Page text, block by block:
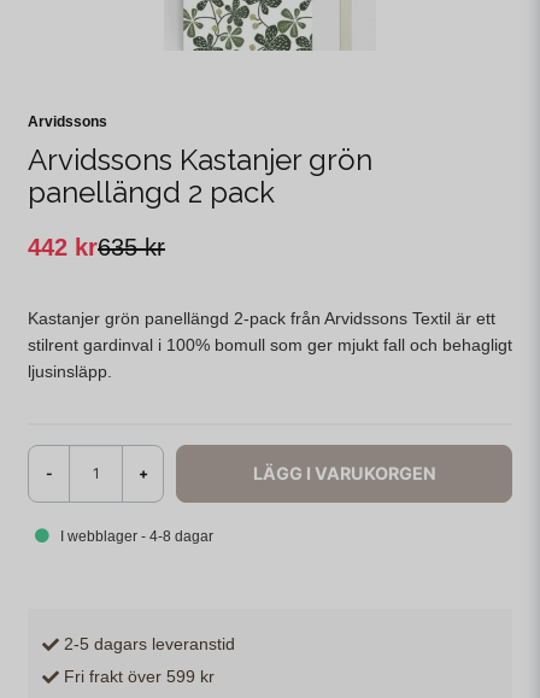
Arvidssons
Arvidssons Kastanjer grön
panellängd 2 pack
635 kr
442 kr
Kastanjer grön panellängd 2-pack från Arvidssons Textil är ett
stilrent gardinval i 100% bomull som ger mjukt fall och behagligt
ljusinsläpp.
- + LÄGG I VARUKORGEN
I webblager - 4-8 dagar
2-5 dagars leveranstid
Fri frakt över 599 kr